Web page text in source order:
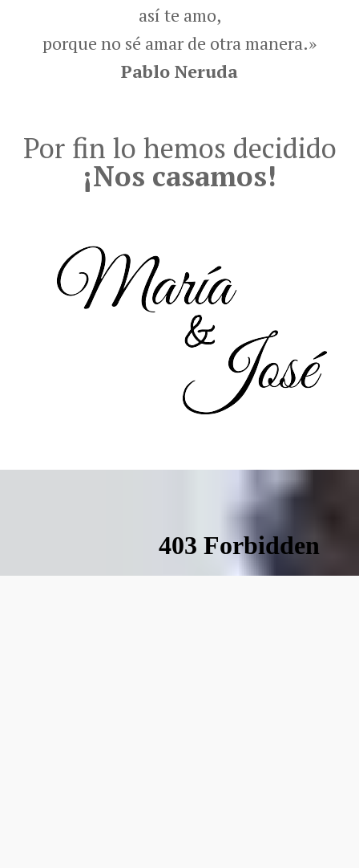
así te amo,
porque no sé amar de otra manera.»
Pablo Neruda
Por fin lo hemos decidido
¡Nos casamos!